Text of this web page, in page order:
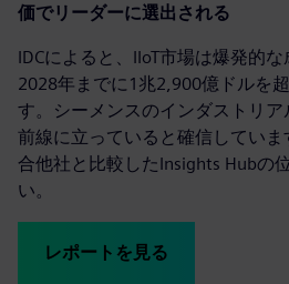
価でリーダーに選出される
IDCによると、IIoT市場は爆発的な
2028年までに1兆2,900億ドルを
す。シーメンスのインダストリア
前線に立っていると確信してい
合他社と比較したInsights Hubの
い。
レポートを見る